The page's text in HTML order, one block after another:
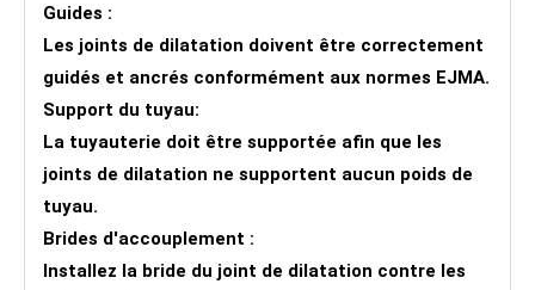
Guides :
Les joints de dilatation doivent être correctement
guidés et ancrés conformément aux normes EJMA.
Support du tuyau:
La tuyauterie doit être supportée afin que les
joints de dilatation ne supportent aucun poids de
tuyau.
Brides d'accouplement :
Installez la bride du joint de dilatation contre les